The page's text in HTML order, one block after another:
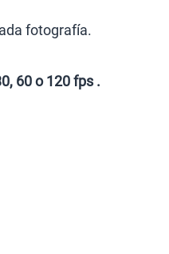
fotografía.
60 o 120 fps .